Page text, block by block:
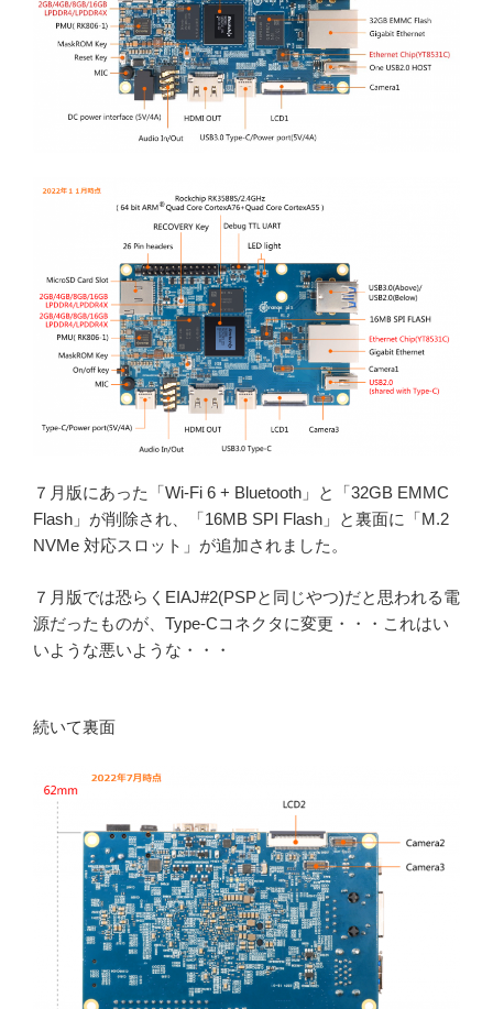
７月版にあった「Wi-Fi 6 + Bluetooth」と「32GB EMMC
Flash」が削除され、「16MB SPI Flash」と裏面に「M.2
NVMe 対応スロット」が追加されました。
７月版では恐らくEIAJ#2(PSPと同じやつ)だと思われる電
源だったものが、Type-Cコネクタに変更・・・これはい
いような悪いような・・・
続いて裏面